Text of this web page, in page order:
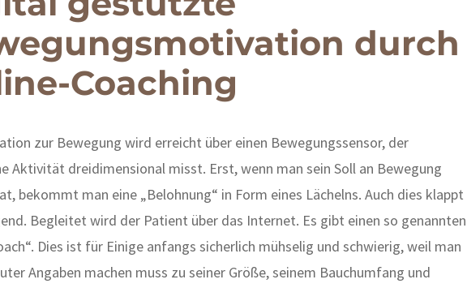
durch
Coaching
zur Bewegung wird erreicht über einen Bewegungssensor, der
Aktivität dreidimensional misst. Erst, wenn man sein Soll an Bewegung
bekommt man eine „Belohnung“ in Form eines Lächelns. Auch dies klappt
Begleitet wird der Patient über das Internet. Es gibt einen so genannten
Dies ist für Einige anfangs sicherlich mühselig und schwierig, weil man
Angaben machen muss zu seiner Größe, seinem Bauchumfang und